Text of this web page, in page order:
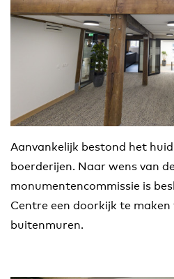
Aanvankelijk bestond het
boerderijen. Naar wens van
monumentencommissie is
Centre een doorkijk te maken
buitenmuren.